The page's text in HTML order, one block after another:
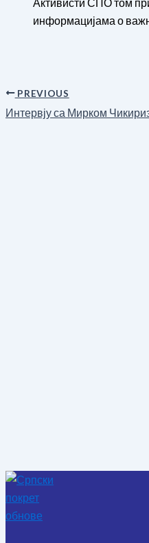
информацијама о
PREVIOUS
Интервју са Мирком